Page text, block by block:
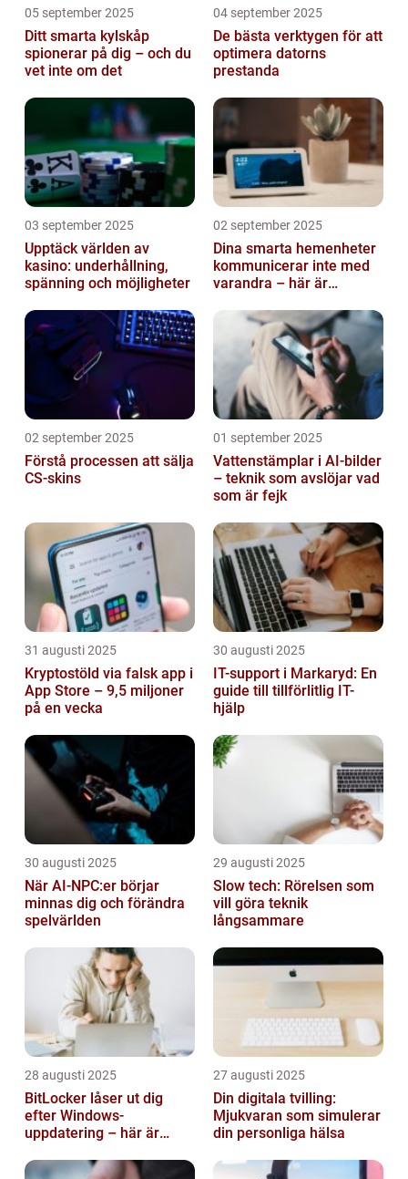
05 september 2025
Ditt smarta kylskåp
spionerar på dig – och du
vet inte om det
04 september 2025
De bästa verktygen för att
optimera datorns
prestanda
03 september 2025
Upptäck världen av
kasino: underhållning,
spänning och möjligheter
02 september 2025
Dina smarta hemenheter
kommunicerar inte med
varandra – här är
02 september 2025
Förstå processen att sälja
CS-skins
01 september 2025
Vattenstämplar i AI-bilder
– teknik som avslöjar vad
som är fejk
31 augusti 2025
Kryptostöld via falsk app i
App Store – 9,5 miljoner
på en vecka
30 augusti 2025
IT-support i Markaryd: En
guide till tillförlitlig IT-
hjälp
30 augusti 2025
När AI-NPC:er börjar
minnas dig och förändra
spelvärlden
29 augusti 2025
Slow tech: Rörelsen som
vill göra teknik
långsammare
28 augusti 2025
BitLocker låser ut dig
efter Windows-
uppdatering – här är
27 augusti 2025
Din digitala tvilling:
Mjukvaran som simulerar
din personliga hälsa